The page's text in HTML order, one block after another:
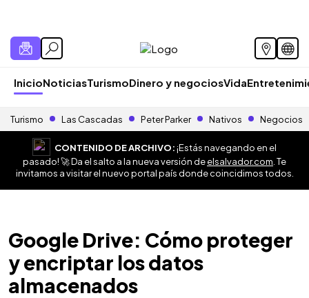
InicioNoticiasTurismoDinero y negociosVida
Turismo Las Cascadas Peter Parker Nativos Negocios
CONTENIDO DE ARCHIVO:¡Estás navegando en el
pasado! 🚀 Da el salto a la nueva versión deelsalvador.com . Te
invitamos a visitar el nuevo portal país donde coincidimos todos.
Google Drive: Cómo proteger
y encriptar los datos
almacenados